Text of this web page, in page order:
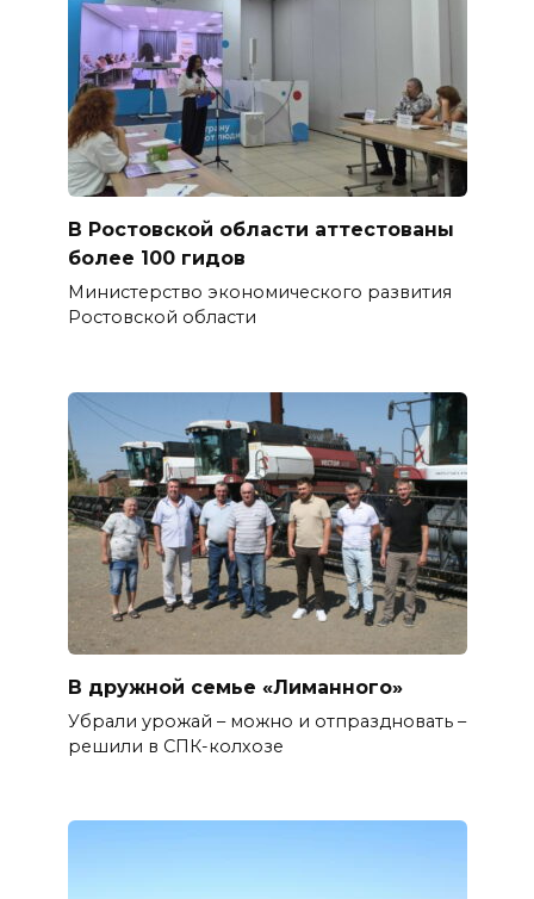
В Ростовской области аттестованы
более 100 гидов
Министерство экономического развития
Ростовской области
В дружной семье «Лиманного»
Убрали урожай – можно и отпраздновать –
решили в СПК-колхозе